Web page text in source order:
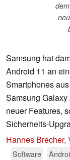
Samsung hat
Android 11 an
Smartphones
Samsung
neuer Features,
Sicherheits-
Hannes Brecher,
Software